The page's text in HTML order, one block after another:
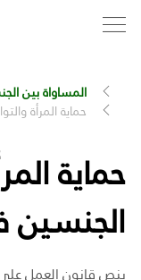
المساواة بين
حماية المرأة
حماية
ينص قانون العمل